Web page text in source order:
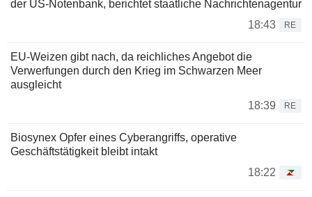
der US-Notenbank, berichtet staatliche Nachrichtenagentur
18:43
RE
EU-Weizen gibt nach, da reichliches Angebot die
Verwerfungen durch den Krieg im Schwarzen Meer
ausgleicht
18:39
RE
Biosynex Opfer eines Cyberangriffs, operative
Geschäftstätigkeit bleibt intakt
18:22